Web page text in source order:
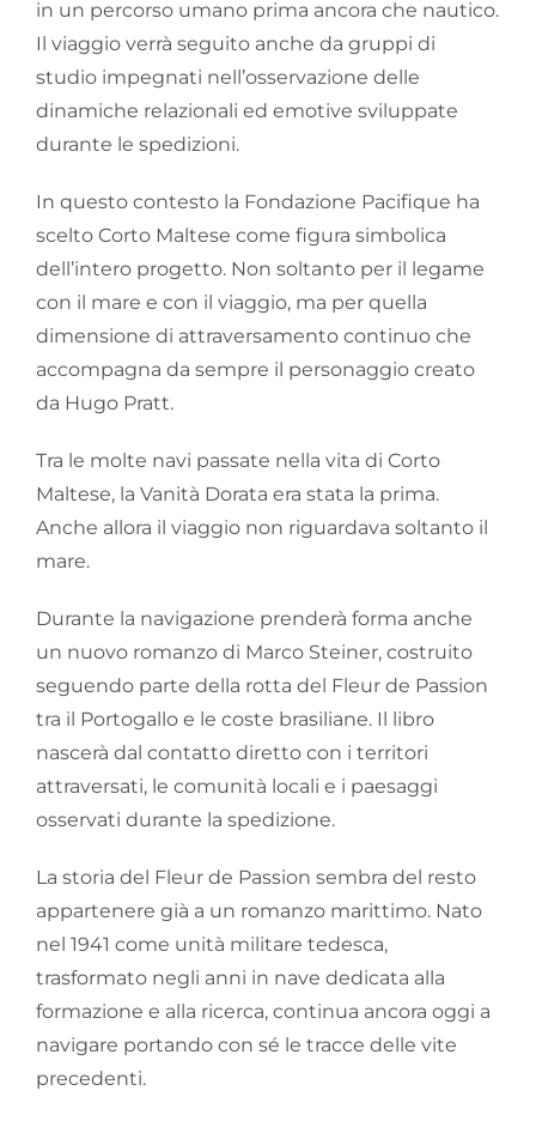
in un percorso umano prima ancora che nautico.
Il viaggio verrà seguito anche da gruppi di
studio impegnati nell’osservazione delle
dinamiche relazionali ed emotive sviluppate
durante le spedizioni.
In questo contesto la Fondazione Pacifique ha
scelto Corto Maltese come figura simbolica
dell’intero progetto. Non soltanto per il legame
con il mare e con il viaggio, ma per quella
dimensione di attraversamento continuo che
accompagna da sempre il personaggio creato
da Hugo Pratt.
Tra le molte navi passate nella vita di Corto
Maltese, la Vanità Dorata era stata la prima.
Anche allora il viaggio non riguardava soltanto il
mare.
Durante la navigazione prenderà forma anche
un nuovo romanzo di Marco Steiner, costruito
seguendo parte della rotta del Fleur de Passion
tra il Portogallo e le coste brasiliane. Il libro
nascerà dal contatto diretto con i territori
attraversati, le comunità locali e i paesaggi
osservati durante la spedizione.
La storia del Fleur de Passion sembra del resto
appartenere già a un romanzo marittimo. Nato
nel 1941 come unità militare tedesca,
trasformato negli anni in nave dedicata alla
formazione e alla ricerca, continua ancora oggi a
navigare portando con sé le tracce delle vite
precedenti.